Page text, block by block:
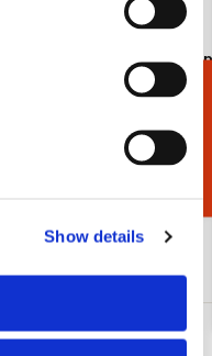
Show details
JannekeCadeaukiezer